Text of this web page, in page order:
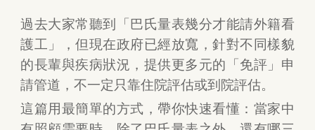
過去大家常聽到「巴氏量表幾分才能請外籍看
護工」，但現在政府已經放寬，針對不同樣貌
的長輩與疾病狀況，提供更多元的「免評」申
請管道，不一定只靠住院評估或到院評估。
這篇用最簡單的方式，帶你快速看懂：當家中